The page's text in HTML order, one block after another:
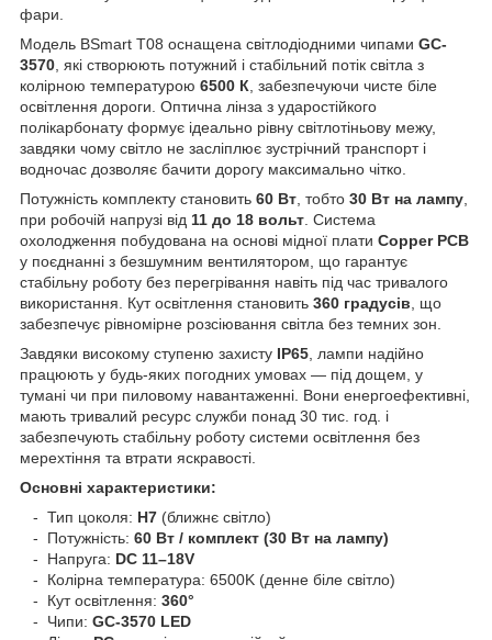
фари.
Модель BSmart T08 оснащена світлодіодними чипами GC-
3570, які створюють потужний і стабільний потік світла з
колірною температурою 6500 К, забезпечуючи чисте біле
освітлення дороги. Оптична лінза з ударостійкого
полікарбонату формує ідеально рівну світлотіньову межу,
завдяки чому світло не засліплює зустрічний транспорт і
водночас дозволяє бачити дорогу максимально чітко.
Потужність комплекту становить 60 Вт, тобто 30 Вт на лампу,
при робочій напрузі від 11 до 18 вольт. Система
охолодження побудована на основі мідної плати Copper PCB
у поєднанні з безшумним вентилятором, що гарантує
стабільну роботу без перегрівання навіть під час тривалого
використання. Кут освітлення становить 360 градусів, що
забезпечує рівномірне розсіювання світла без темних зон.
Завдяки високому ступеню захисту IP65, лампи надійно
працюють у будь-яких погодних умовах — під дощем, у
тумані чи при пиловому навантаженні. Вони енергоефективні,
мають тривалий ресурс служби понад 30 тис. год. і
забезпечують стабільну роботу системи освітлення без
мерехтіння та втрати яскравості.
Основні характеристики:
- Тип цоколя: H7 (ближнє світло)
- Потужність: 60 Вт / комплект (30 Вт на лампу)
- Напруга: DC 11–18V
- Колірна температура: 6500K (денне біле світло)
- Кут освітлення: 360°
- Чипи: GC-3570 LED